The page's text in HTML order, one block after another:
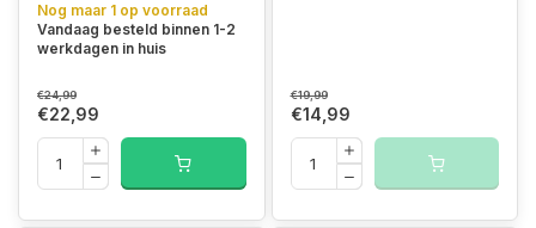
Nog maar 1 op voorraad
Vandaag besteld binnen 1-2
werkdagen in huis
€24,99
€22,99
€19,99
€14,99